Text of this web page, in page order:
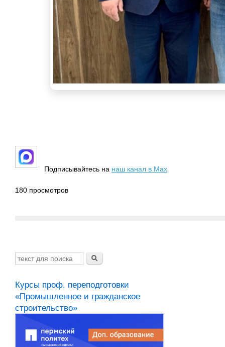
Подписывайтесь на наш канал в Max
180 просмотров
проф. переподготовки
и гражданское
Курсы подготовки к
вступительным